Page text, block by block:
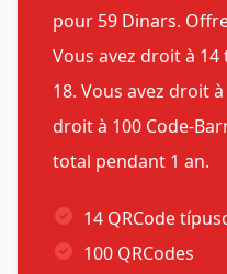
pour 59 Dinars.
Vous avez droit à 14
18. Vous avez droit
droit à 100 Code-
total pendant 1 an.
14 QRCode
100 QRCodes